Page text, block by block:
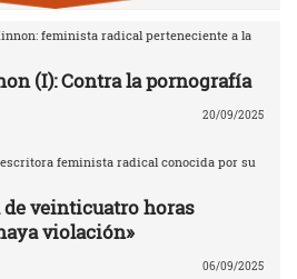
feminista radical perteneciente a la
(I): Contra la pornografía
20/09/2025
feminista radical conocida por su
de veinticuatro horas
violación»
06/09/2025